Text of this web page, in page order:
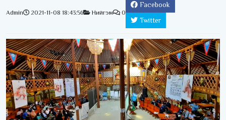
Admin 2021-11-08 18:43:56 Нийгэм 0
Facebook
Twitter